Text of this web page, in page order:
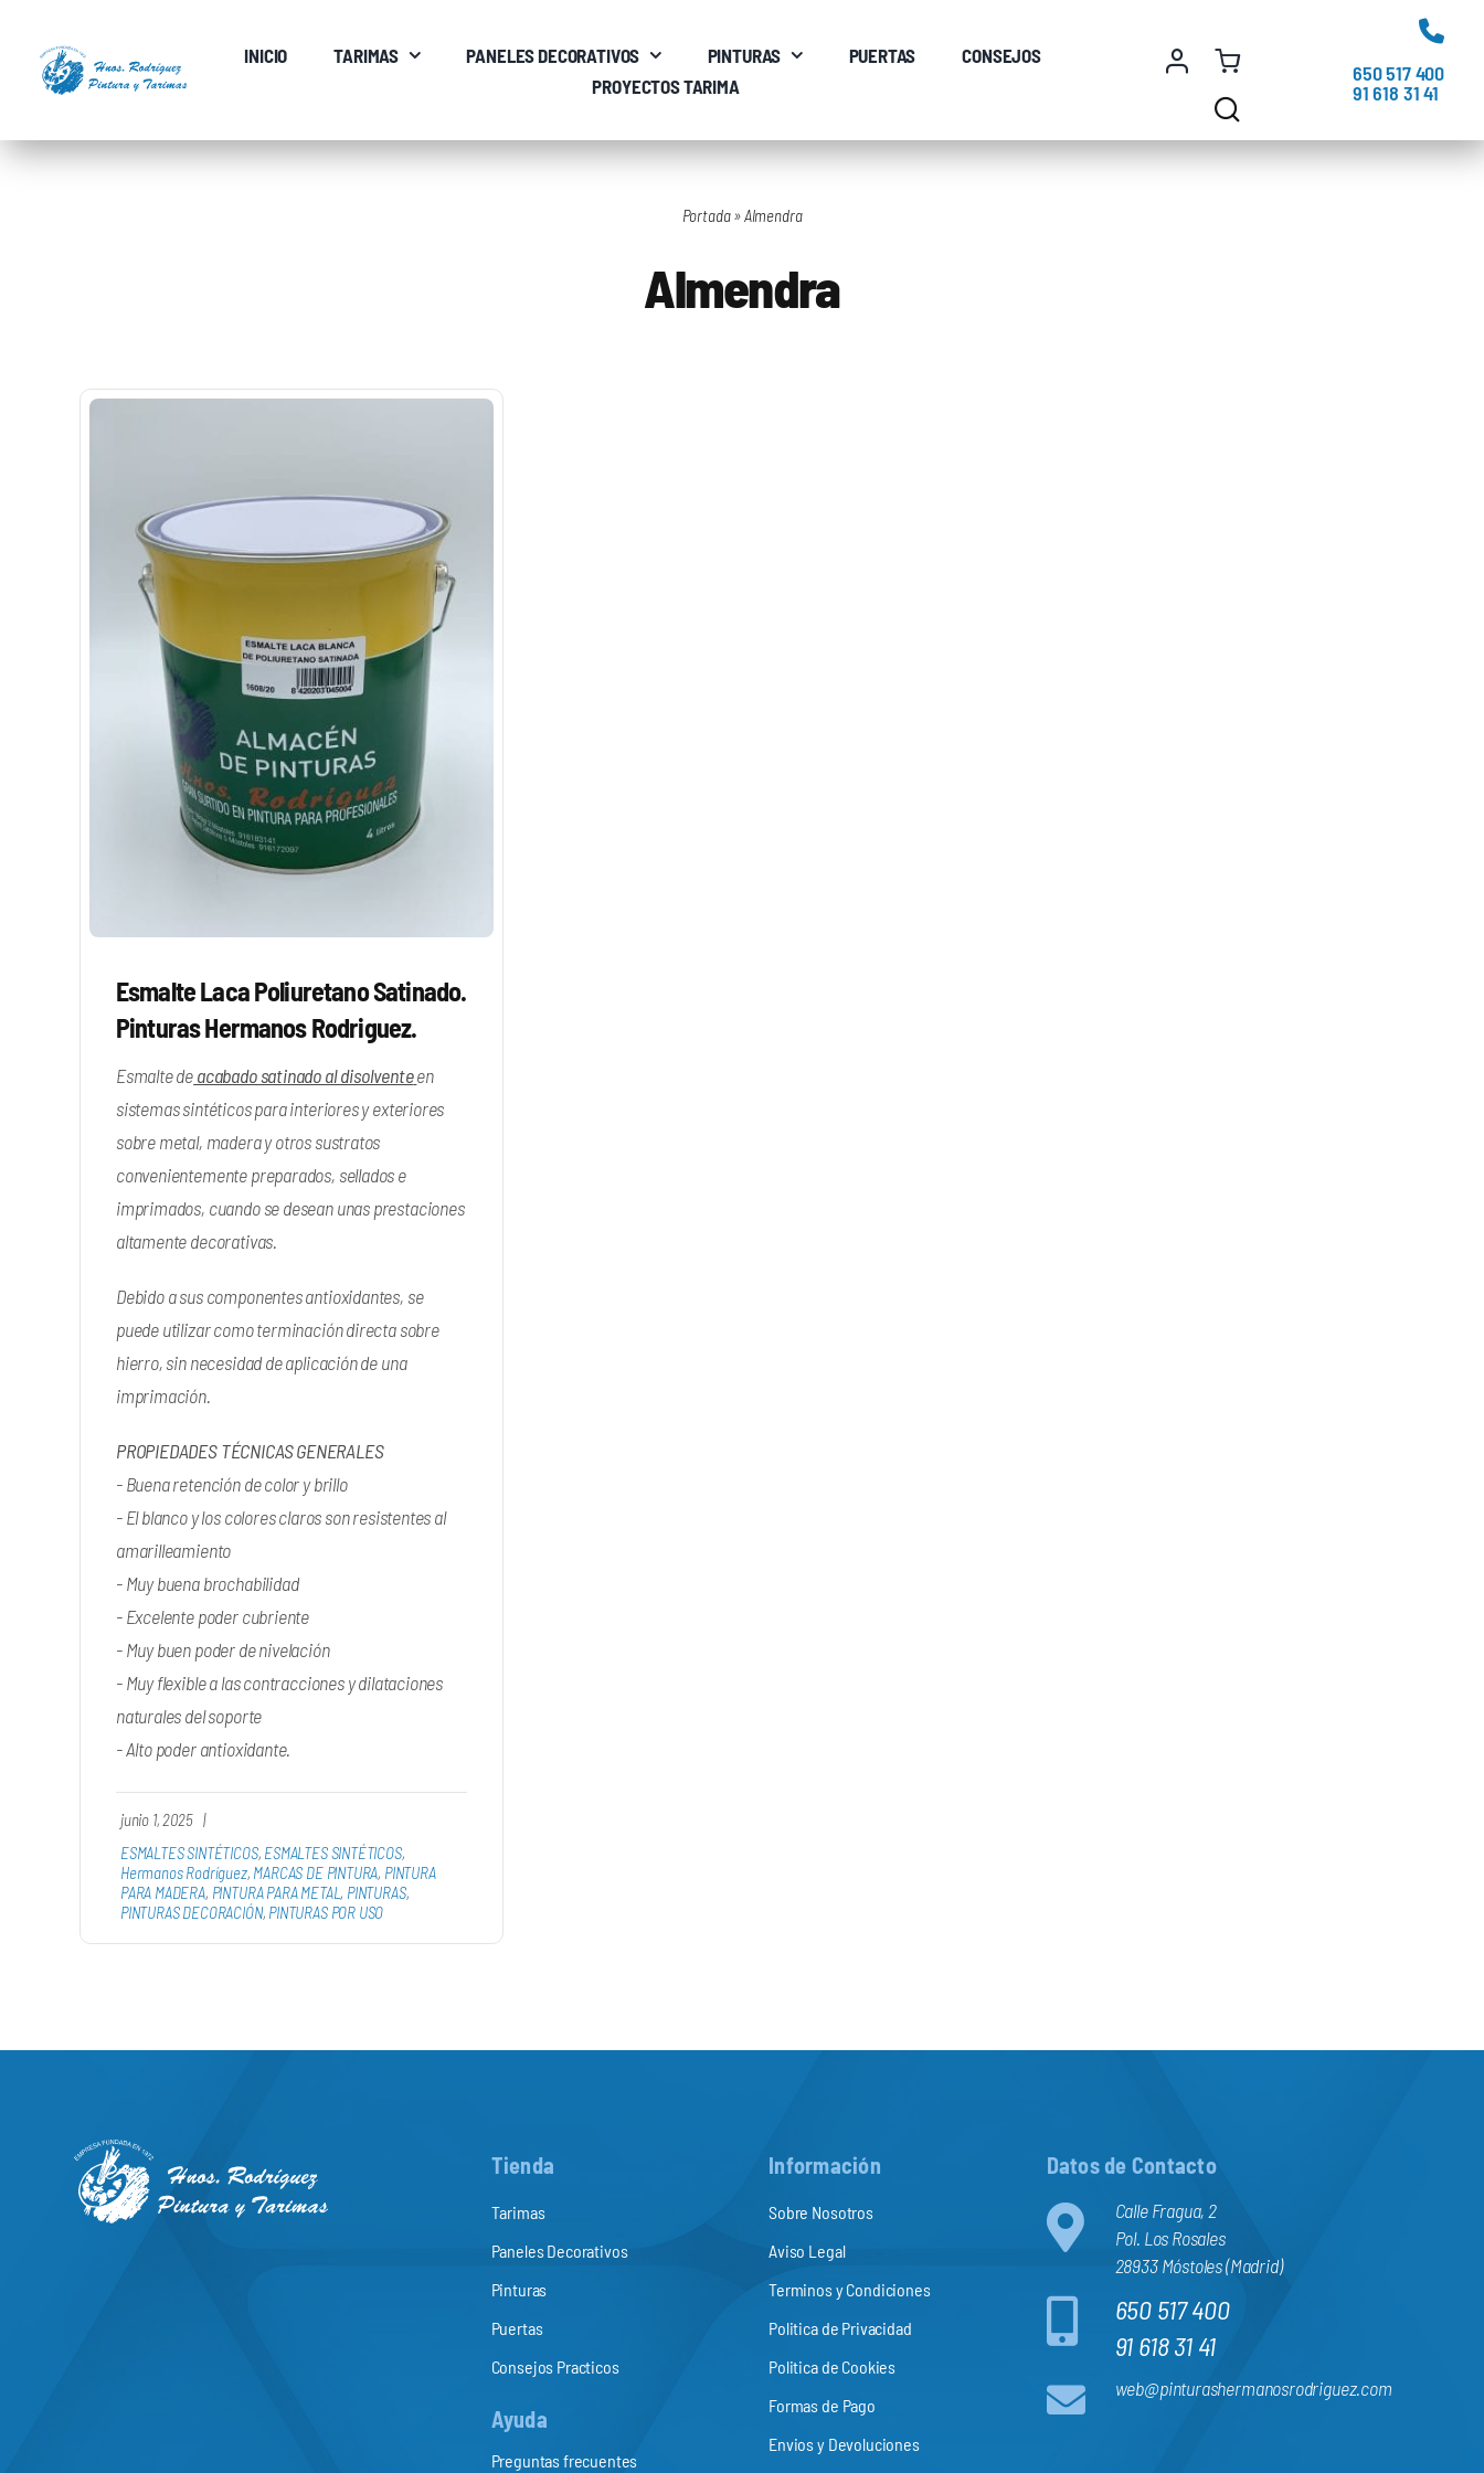
contenido
INICIO TARIMAS PANELES DECORATIVOS PINTURAS PUERTAS
CONSEJOS
PROYECTOS TARIMA
650 517 400
91 618 31 41
Portada»Almendra
Almendra
Esmalte Laca Poliuretano Satinado.
Pinturas Hermanos Rodriguez.
Esmalte deacabado satinado al disolventeen
sistemas sintéticos para interiores y exteriores
sobre metal, madera y otros sustratos
convenientemente preparados, sellados e
imprimados, cuando se desean unas prestaciones
altamente decorativas.
Debido a sus componentes antioxidantes, se
puede utilizar como terminación directa sobre
hierro, sin necesidad de aplicación de una
imprimación.
PROPIEDADES TÉCNICAS GENERALES
- Buena retención de color y brillo
- El blanco y los colores claros son resistentes al
amarilleamiento
- Muy buena brochabilidad
- Excelente poder cubriente
- Muy buen poder de nivelación
- Muy flexible a las contracciones y dilataciones
naturales del soporte
- Alto poder antioxidante.
junio 1, 2025 |
ESMALTES SINTÉTICOS, ESMALTES SINTÉTICOS,
Hermanos Rodríguez, MARCAS DE PINTURA, PINTURA
PARA MADERA, PINTURA PARA METAL , PINTURAS,
PINTURAS DECORACIÓN, PINTURAS POR USO
Tienda
Tarimas
Paneles Decorativos
Pinturas
Puertas
Consejos Practicos
Ayuda
Preguntas frecuentes
Información
Sobre Nosotros
Aviso Legal
Terminos y Condiciones
Politica de Privacidad
Politica de Cookies
Formas de Pago
Envios y Devoluciones
Datos de Contacto
Calle Fragua, 2
Pol. Los Rosales
28933 Móstoles (Madrid)
650 517 400
91 618 31 41
web@pinturashermanosrodriguez.com